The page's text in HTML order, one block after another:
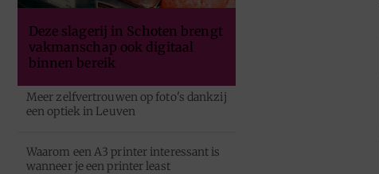
Deze slagerij in Schoten brengt
vakmanschap ook digitaal
binnen bereik
Meer zelfvertrouwen op foto's dankzij
een optiek in Leuven
Waarom een A3 printer interessant is
wanneer je een printer least